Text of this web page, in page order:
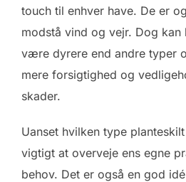
touch til enhver have. De er
modstå vind og vejr. Dog kan
være dyrere end andre typer
mere forsigtighed og
skader.
Uanset hvilken type
vigtigt at overveje ens egne
behov. Det er også en god